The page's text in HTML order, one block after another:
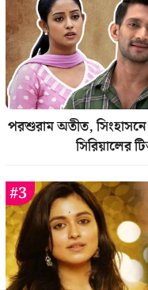
পরশুরাম অতীত, সিংহাসনে
সিরিয়ালের